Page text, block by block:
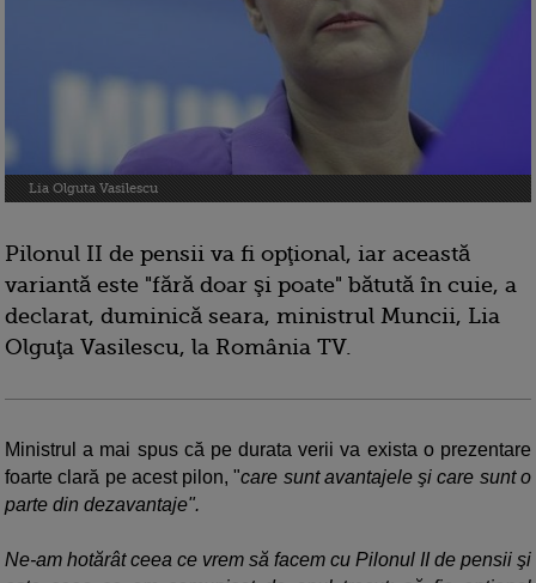
Lia Olguta Vasilescu
Pilonul II de pensii va fi opţional, iar această
variantă este "fără doar şi poate" bătută în cuie, a
declarat, duminică seara, ministrul Muncii, Lia
Olguţa Vasilescu, la România TV.
Ministrul a mai spus că pe durata verii va exista o prezentare
foarte clară pe acest pilon, "care sunt avantajele şi care sunt o
parte din dezavantaje".
Ne-am hotărât ceea ce vrem să facem cu Pilonul II de pensii şi